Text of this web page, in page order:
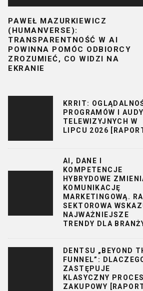
PAWEŁ MAZURKIEWICZ
(HUMANVERSE):
TRANSPARENTNOŚĆ W AI
POWINNA POMÓC ODBIORCY
ZROZUMIEĆ, CO WIDZI NA
EKRANIE
KRRIT:
PROGRAMÓW I
TELEWIZYJNYCH W
LIPCU 2026
AI, DANE I
KOMPETENCJE
HYBRYDOWE
KOMUNIKACJĘ
MARKETINGOWĄ.
SEKTOROWA
NAJWAŻNIEJSZE
TRENDY DLA
DENTSU „BEYOND
FUNNEL”:
ZASTĘPUJE
KLASYCZNY PROCES
ZAKUPOWY